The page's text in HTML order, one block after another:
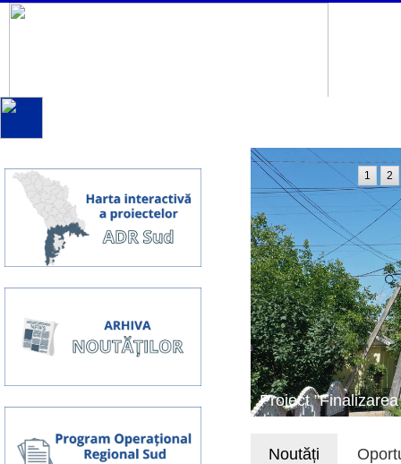
Proiect
1 2
Noutăți